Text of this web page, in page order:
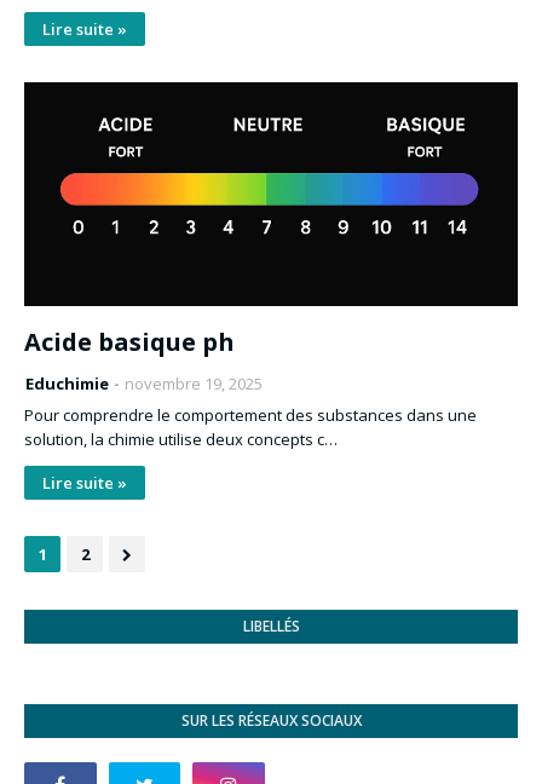
Lire suite »
Acide basique ph
Educhimie
novembre 19, 2025
Pour comprendre le comportement des substances dans une
solution, la chimie utilise deux concepts c…
Lire suite »
1 2
LIBELLÉS
SUR LES RÉSEAUX SOCIAUX